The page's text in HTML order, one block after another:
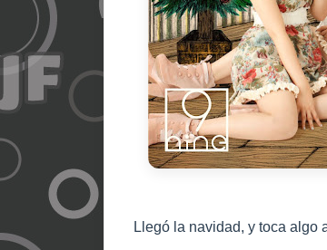
Llegó la navidad, y toca algo